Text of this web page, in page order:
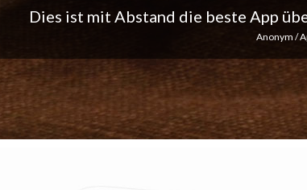
Tolle App, ich liebe die täglichen